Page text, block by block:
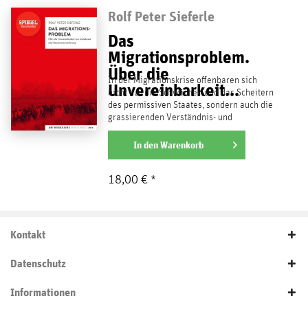
Rolf Peter Sieferle
Das
Migrationsproblem.
Über die
Unvereinbarkeit...
In der Migrationskrise offenbaren sich
nicht nur die Schwächen und das Scheitern
des permissiven Staates, sondern auch die
grassierenden Verständnis- und
Erklärungsnöte der...
weiterlesen
In denWarenkorb
18,00 € *
Kontakt
Datenschutz
Informationen